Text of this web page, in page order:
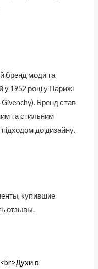
бренд моди та
у 1952 році у Парижі
Бренд став
та стильним
підходом до дизайну.
купившие
отзывы.